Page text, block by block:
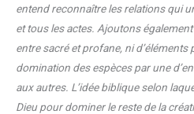
entend reconnaître les relations qui
et tous les actes. Ajoutons également
entre sacré et profane, ni
domination des espèces par une
aux autres. L’idée biblique selon
Dieu pour dominer le reste de la